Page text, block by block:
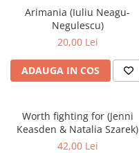
Arimania (Iuliu Neagu-
Negulescu)
20,00 Lei
ADAUGA IN COS
Worth fighting for (Jenni
Keasden & Natalia Szarek)
42,00 Lei